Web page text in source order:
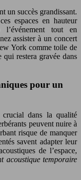
un succès grandissant.
espaces en hauteur
l’événement tout en
assister à un concert
York comme toile de
restera gravée dans
pour un
dans la qualité
peuvent nuire à
risque de manquer
savent adapter leur
de l’espace,
acoustique temporaire